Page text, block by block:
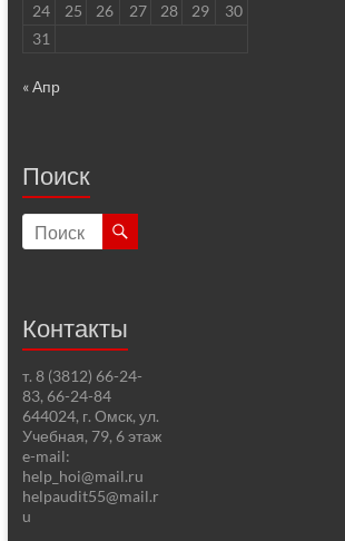
24
25 26 27 28 29
30
31
« Апр
Поиск
Контакты
т. 8 (3812) 66-24-
83, 66-24-84
644024, г. Омск, ул.
Учебная, 79, 6 этаж
e-mail:
help_hoi@mail.ru
helpaudit55@mail.r
u